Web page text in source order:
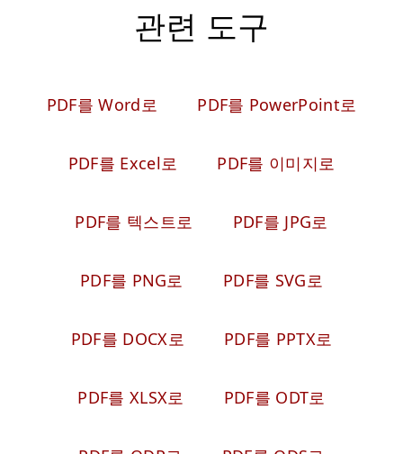
관련 도구
PDF를 Word로 PDF를 PowerPoint로
PDF를 Excel로 PDF를 이미지로
PDF를 텍스트로 PDF를 JPG로
PDF를 PNG로 PDF를 SVG로
PDF를 DOCX로 PDF를 PPTX로
PDF를 XLSX로 PDF를 ODT로